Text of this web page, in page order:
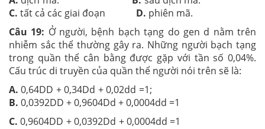
C. tất cả các giai đoạn D. phiên mã.
Câu 19: Ở người, bệnh bạch tạng do gen d nằm trên
nhiễm sắc thể thường gây ra. Những người bạch tạng
trong quần thể cân bằng được gặp với tần số 0,04%.
Cấu trúc di truyền của quần thể người nói trên sẽ là:
A.0,64DD + 0,34Dd + 0,02dd =1;
B. 0,0392DD + 0,9604Dd + 0,0004dd =1
C.0,9604DD + 0,0392Dd + 0,0004dd =1